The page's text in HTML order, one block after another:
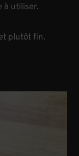
à utiliser.
plutôt fin.